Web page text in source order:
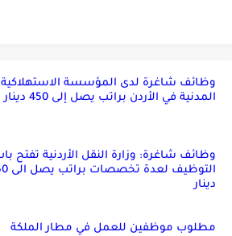
وظائف شاغرة لدى المؤسسة الاستهلاكية
المدنية في الأردن براتب يصل إلى 450 دينار
وظائف شاغرة: وزارة النقل الأردنية تفتح
التوظيف
دينار
مطلوب موظفين للعمل في مطار الملكة